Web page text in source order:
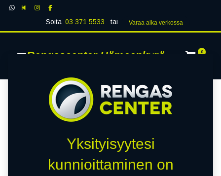
Soita 03 371 5533 tai Varaa aika verk​​​​ossa
Rengascenter Hämeenkyrö 0
Yksityisyytesi
kunnioittaminen on